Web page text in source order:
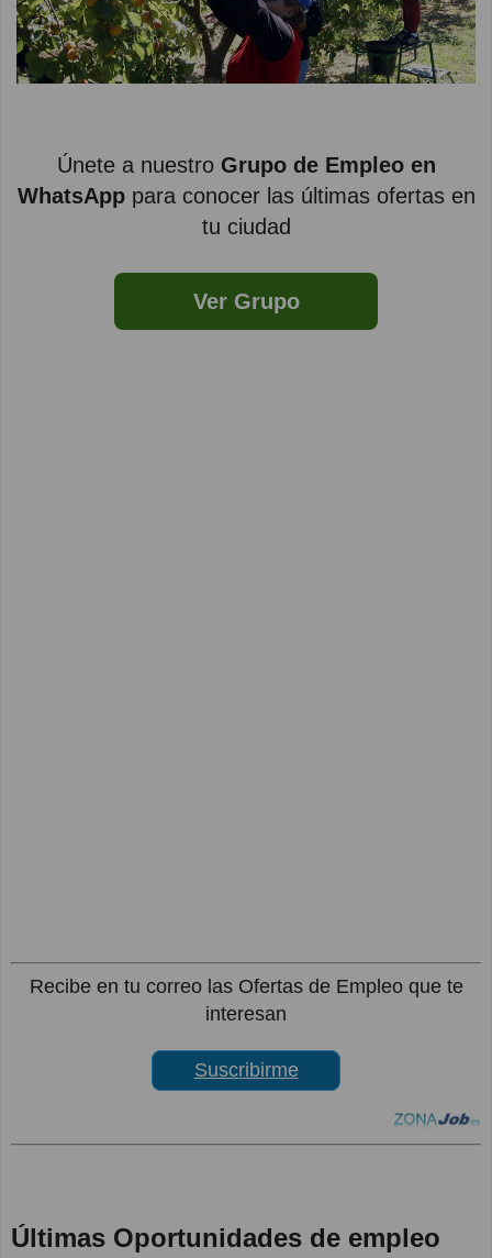
Únete a nuestro Grupo de Empleo en
WhatsApppara conocer las últimas ofertas en
tu ciudad
Ver Grupo
Recibe en tu correo las Ofertas de Empleo que te
interesan
Suscribirme
Últimas Oportunidades de empleo